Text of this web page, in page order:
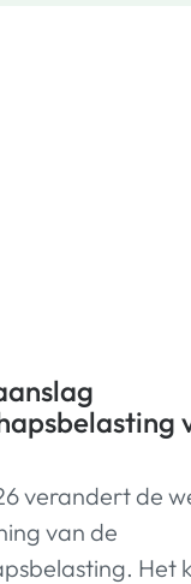
verandert de
van de
Het